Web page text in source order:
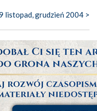
listopad, grudzień 2004 >